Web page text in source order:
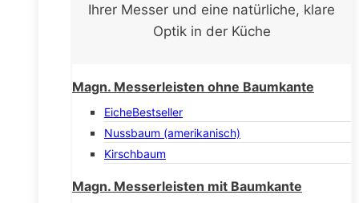
Ihrer Messer und eine natürliche, klare
Optik in der Küche
Magn. Messerleisten ohne Baumkante
EicheBestseller
Nussbaum (amerikanisch)
Kirschbaum
Magn. Messerleisten mit Baumkante